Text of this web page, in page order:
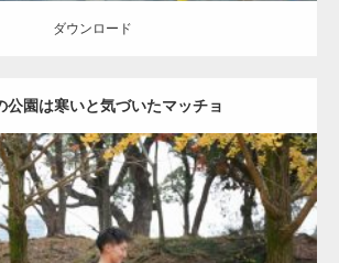
ダウンロード
公園は寒いと気づいたマッチョ
Update: 2021.07.8